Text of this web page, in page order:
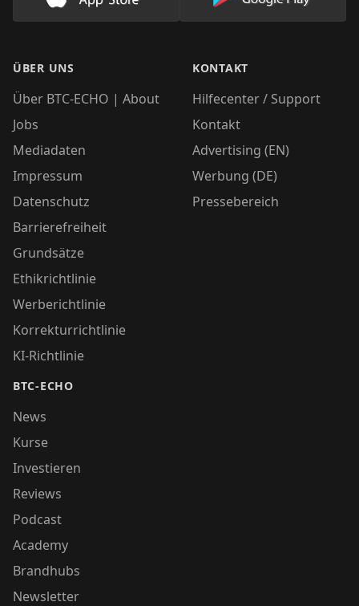
Lade unsere App im AppStore herunter
Lade unsere
ÜBER UNS
Über BTC-ECHO | About
Jobs
Mediadaten
Impressum
Datenschutz
Barrierefreiheit
Grundsätze
Ethikrichtlinie
Werberichtlinie
Korrekturrichtlinie
KI-Richtlinie
BTC-ECHO
News
Kurse
Investieren
Reviews
Podcast
Academy
Brandhubs
Newsletter
KONTAKT
Hilfecenter / Support
Kontakt
Advertising (EN)
Werbung (DE)
Pressebereich